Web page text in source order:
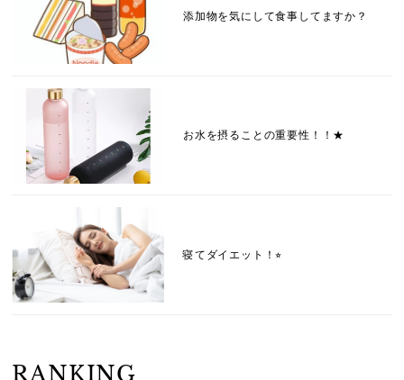
添加物を気にして食事してますか？
お水を摂ることの重要性！！★
寝てダイエット！⭐︎
RANKING